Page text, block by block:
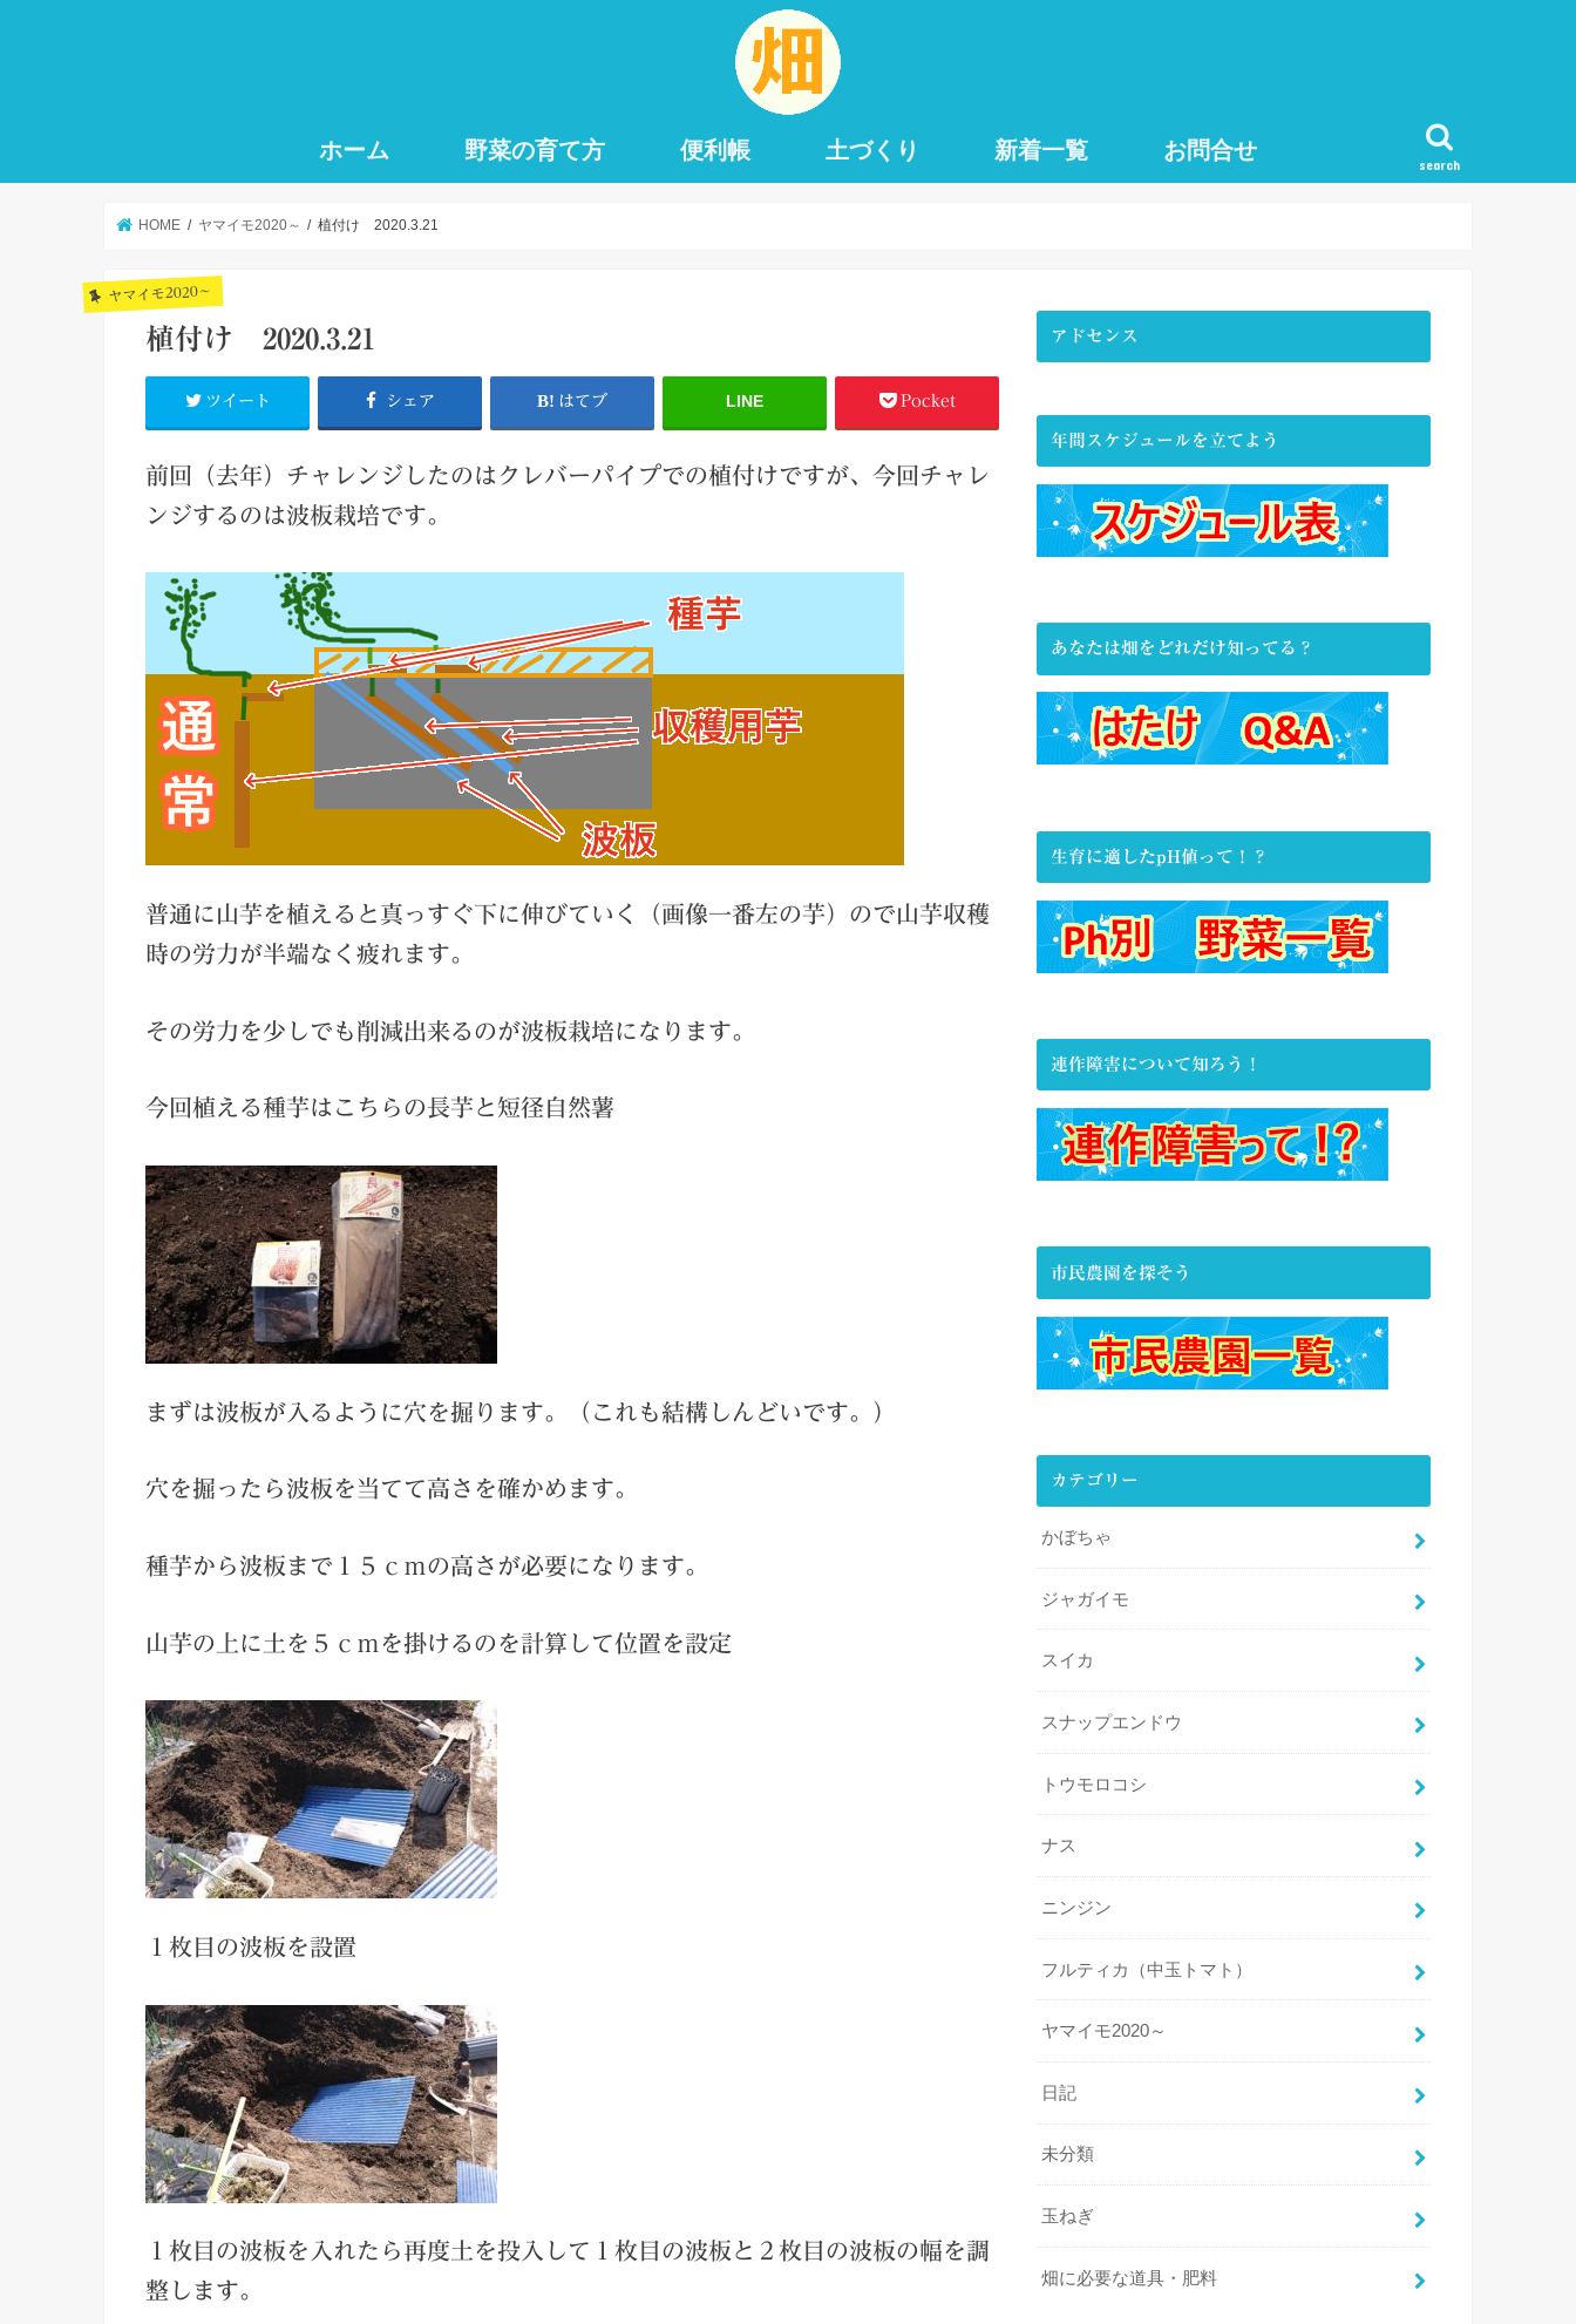
search
ホーム 野菜の育て方 便利帳 土づくり 新着一覧 お問合せ
HOME ヤマイモ2020～ 植付け 2020.3.21
ヤマイモ2020～
植付け 2020.3.21
ツイート シェア はてブ LINE Pocket
前回（去年）チャレンジしたのはクレバーパイプでの植付けですが、今回チャレ
ンジするのは波板栽培です。
普通に山芋を植えると真っすぐ下に伸びていく（画像一番左の芋）ので山芋収穫
時の労力が半端なく疲れます。
その労力を少しでも削減出来るのが波板栽培になります。
今回植える種芋はこちらの長芋と短径自然薯
まずは波板が入るように穴を掘ります。（これも結構しんどいです。）
穴を掘ったら波板を当てて高さを確かめます。
種芋から波板まで１５ｃｍの高さが必要になります。
山芋の上に土を５ｃｍを掛けるのを計算して位置を設定
１枚目の波板を設置
１枚目の波板を入れたら再度土を投入して１枚目の波板と２枚目の波板の幅を調
整します。
アドセンス
年間スケジュールを立てよう
あなたは畑をどれだけ知ってる？
生育に適したpH値って！？
連作障害について知ろう！
市民農園を探そう
カテゴリー
かぼちゃ
ジャガイモ
スイカ
スナップエンドウ
トウモロコシ
ナス
ニンジン
フルティカ（中玉トマト）
ヤマイモ2020～
日記
未分類
玉ねぎ
畑に必要な道具・肥料